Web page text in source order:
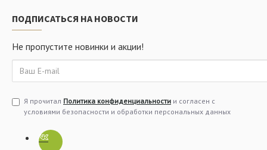
ПОДПИСАТЬСЯ НА НОВОСТИ
Не пропустите новинки и акции!
Я прочитал Политика конфиденциальности и согласен с
условиями безопасности и обработки персональных данных